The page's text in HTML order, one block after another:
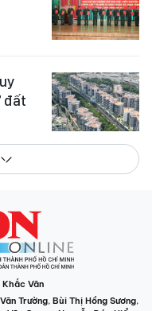
đất
Khắc Văn
Trường, Bùi Thị Hồng Sương,